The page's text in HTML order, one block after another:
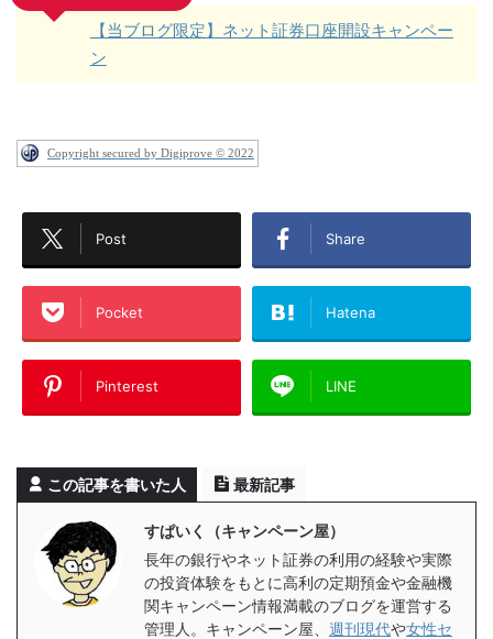
【当ブログ限定】ネット証券口座開設キャンペー
ン
Copyright secured by Digiprove © 2022
Post Share
Pocket Hatena
Pinterest LINE
この記事を書いた人 最新記事
すぱいく（キャンペーン屋）
長年の銀行やネット証券の利用の経験や実際
の投資体験をもとに高利の定期預金や金融機
関キャンペーン情報満載のブログを運営する
管理人。キャンペーン屋、 週刊現代や女性セ